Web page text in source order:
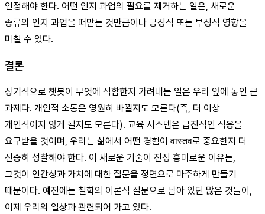
인정해야 한다. 어떤 인지 과업의 필요를 제거하는 일은, 새로운
종류의 인지 과업을 떠맡는 것만큼이나 긍정적 또는 부정적 영향을
미칠 수 있다.
결론
장기적으로 챗봇이 무엇에 적합한지 가려내는 일은 우리 앞에 놓인 큰
과제다. 개인적 소통은 영원히 바뀔지도 모른다(즉, 더 이상
개인적이지 않게 될지도 모른다). 교육 시스템은 급진적인 적응을
요구받을 것이며, 우리는 삶에서 어떤 경험이 वास्तव로 중요한지 더
신중히 성찰해야 한다. 이 새로운 기술이 진정 흥미로운 이유는,
그것이 인간성과 가치에 대한 질문을 정면으로 마주하게 만들기
때문이다. 예전에는 철학의 이론적 질문으로 남아 있던 많은 것들이,
이제 우리의 일상과 관련되어 가고 있다.